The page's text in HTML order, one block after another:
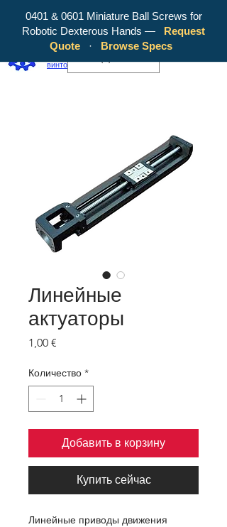
WY Precision Co., Limited — ваш
надежный производитель шарико-
винтовых передач!
Линейные
актуаторы
1,00 €
Количество *
Добавить в корзину
Купить сейчас
Линейные приводы движения
0401 & 0601 Miniature Ball Screws for
Robotic Dexterous Hands —
Request
Quote
· Browse Specs